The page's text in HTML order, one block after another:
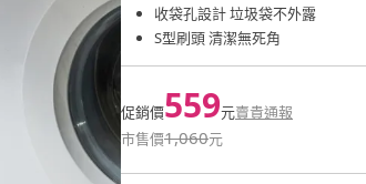
收袋孔設計 垃圾袋不外露
S型刷頭 清潔無死角
促銷價559元賣貴通報
市售價1,060元